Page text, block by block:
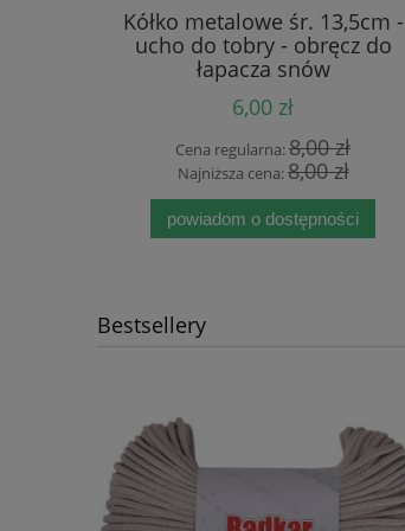
Kółko metalowe śr. 13,5cm -
ucho do tobry - obręcz do
łapacza snów
6,00 zł
Cena regularna:8,00 zł
Najniższa cena:8,00 zł
powiadom o dostępności
Bestsellery